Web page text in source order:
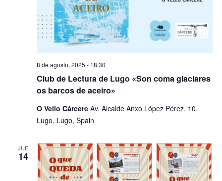
Club de Lectura de Lugo «Son coma glaciares
os barcos de aceiro»
8 de agosto, 2025 - 18:30
O Vello Cárcere Av. Alcalde Anxo López Pérez, 10,
Lugo, Lugo, Spain
JUE
14